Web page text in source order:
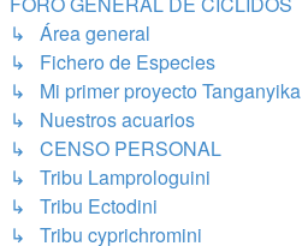
↳ Área general
↳ Fichero de Especies
↳ Mi primer proyecto Tanganyika
↳ Nuestros acuarios
↳ CENSO PERSONAL
↳ Tribu Lamprologuini
↳ Tribu Ectodini
↳ Tribu cyprichromini